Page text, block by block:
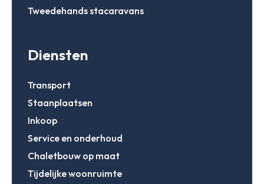
Tweedehands stacaravans
Diensten
Transport
Staanplaatsen
Inkoop
Service en onderhoud
Chaletbouw op maat
Tijdelijke woonruimte